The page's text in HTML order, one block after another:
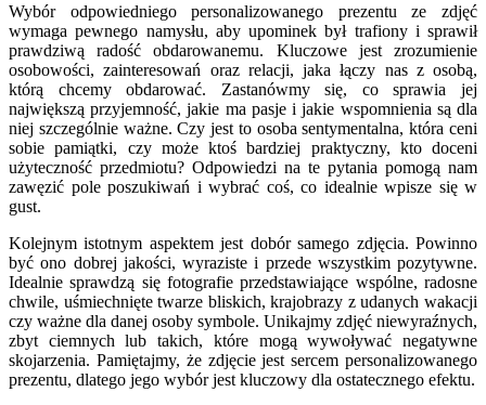
Wybór odpowiedniego personalizowanego prezentu ze zdjęć
wymaga pewnego namysłu, aby upominek był trafiony i sprawił
prawdziwą radość obdarowanemu. Kluczowe jest zrozumienie
osobowości, zainteresowań oraz relacji, jaka łączy nas z osobą,
którą chcemy obdarować. Zastanówmy się, co sprawia jej
największą przyjemność, jakie ma pasje i jakie wspomnienia są dla
niej szczególnie ważne. Czy jest to osoba sentymentalna, która ceni
sobie pamiątki, czy może ktoś bardziej praktyczny, kto doceni
użyteczność przedmiotu? Odpowiedzi na te pytania pomogą nam
zawęzić pole poszukiwań i wybrać coś, co idealnie wpisze się w
gust.
Kolejnym istotnym aspektem jest dobór samego zdjęcia. Powinno
być ono dobrej jakości, wyraziste i przede wszystkim pozytywne.
Idealnie sprawdzą się fotografie przedstawiające wspólne, radosne
chwile, uśmiechnięte twarze bliskich, krajobrazy z udanych wakacji
czy ważne dla danej osoby symbole. Unikajmy zdjęć niewyraźnych,
zbyt ciemnych lub takich, które mogą wywoływać negatywne
skojarzenia. Pamiętajmy, że zdjęcie jest sercem personalizowanego
prezentu, dlatego jego wybór jest kluczowy dla ostatecznego efektu.